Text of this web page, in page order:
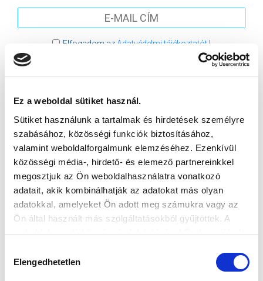
Ez a weboldal sütiket használ.
Sütiket használunk a tartalmak és hirdetések személyre
szabásához, közösségi funkciók biztosításához,
valamint weboldalforgalmunk elemzéséhez. Ezenkívül
közösségi média-, hirdető- és elemező partnereinkkel
megosztjuk az Ön weboldalhasználatra vonatkozó
adatait, akik kombinálhatják az adatokat más olyan
adatokkal, amelyeket Ön adott meg számukra vagy az
Ön által használt más szolgáltatásokból gyűjtöttek. A
weboldalon való böngészés folytatásával Ön hozzájárul a
kiválasztása
Elengedhetetlen
Elfogadom az Adatvédelmi tájékoztatót!
SZPONZOROK